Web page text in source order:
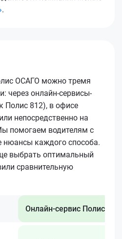
.
ОСАГО можно тремя
через онлайн-сервисы-
Полис 812), в офисе
непосредственно на
помогаем водителям с
нюансы каждого способа.
выбрать оптимальный
сравнительную
Онлайн-сервис Полис 812